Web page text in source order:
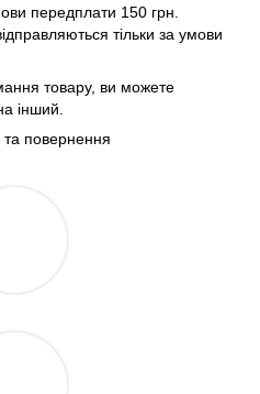
передплати 150 грн.
тільки за умови
товару, ви можете
інший.
та повернення